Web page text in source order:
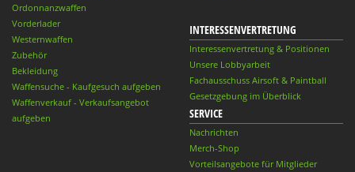
Ordonnanzwaffen
Vorderlader
Westernwaffen
Zubehör
Bekleidung
Waffensuche - Kaufgesuch aufgeben
Waffenverkauf - Verkaufsangebot
aufgeben
INTERESSENVERTRETUNG
Interessenvertretung & Positionen
Unsere Lobbyarbeit
Fachausschuss Airsoft & Paintball
Gesetzgebung im Überblick
SERVICE
Nachrichten
Merch-Shop
Vorteilsangebote für Mitglieder